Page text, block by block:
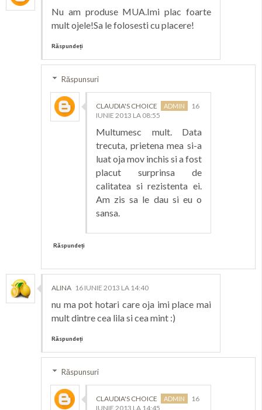
Nu am produse MUA.Imi plac foarte
mult ojele!Sa le folosesti cu placere!
Răspundeți
Răspunsuri
CLAUDIA'S CHOICE
16
IUNIE 2013 LA 08:55
Multumesc mult. Data
trecuta, prietena mea si-a
luat oja mov inchis si a fost
placut surprinsa de
calitatea si rezistenta ei.
Am zis sa le dau si eu o
sansa.
Răspundeți
ALINA 16 IUNIE 2013 LA 14:40
nu ma pot hotari care oja imi place mai
mult dintre cea lila si cea mint :)
Răspundeți
Răspunsuri
CLAUDIA'S CHOICE
16
IUNIE 2013 LA 14:45